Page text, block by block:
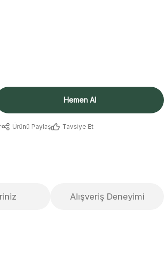
Hemen Al
Ürünü Paylaş Tavsiye Et
Alışveriş Deneyimi